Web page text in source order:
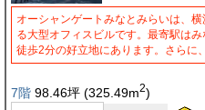
オーシャンゲートみなとみらいは、
る大型オフィスビルです。最寄駅は
徒歩2分の好立地にあります。さらに
7階 98.46坪 (325.49m2)